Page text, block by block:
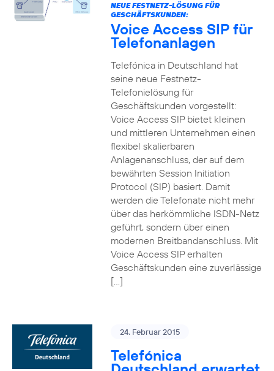
NEUE FESTNETZ-LÖSUNG FÜR
GESCHÄFTSKUNDEN:
Voice Access SIP für
Telefonanlagen
Telefónica in Deutschland hat
seine neue Festnetz-
Telefonielösung für
Geschäftskunden vorgestellt:
Voice Access SIP bietet kleinen
und mittleren Unternehmen einen
flexibel skalierbaren
Anlagenanschluss, der auf dem
bewährten Session Initiation
Protocol (SIP) basiert. Damit
werden die Telefonate nicht mehr
über das herkömmliche ISDN-Netz
geführt, sondern über einen
modernen Breitbandanschluss. Mit
Voice Access SIP erhalten
Geschäftskunden eine zuverlässige
[…]
24. Februar 2015
Telefónica